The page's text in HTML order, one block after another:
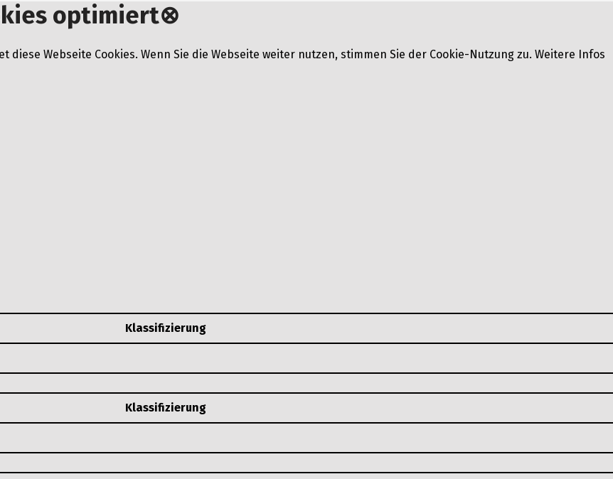
optimiert⊗
Webseite Cookies. Wenn Sie die Webseite weiter nutzen, stimmen Sie der Cookie-Nutzung zu. Weitere Infos
Klassifizierung
Klassifizierung